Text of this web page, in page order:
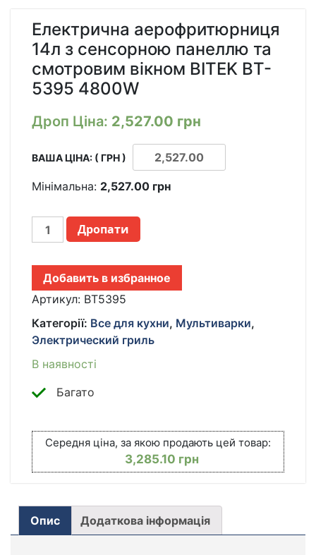
Електрична аерофритюрниця
14л з сенсорною панеллю та
смотровим вікном BITEK BT-
5395 4800W
Дроп Ціна: 2,527.00 грн
ВАША ЦІНА: ( ГРН )
Мінімальна: 2,527.00 грн
ЭЛЕКТРИЧЕСКАЯ
АЭРОФРИТЮРНИЦА
С
СЕНСОРНОЙ
ПАНЕЛЬЮ
СМОТРОВЫМ
ОКНОМ
BT-
5395
4800W
Дропати
Добавить в избранное
Артикул: BT5395
Категорії: Все для кухни, Мультиварки,
Электрический гриль
В наявності
Багато
Середня ціна, за якою продають цей товар:
3,285.10 грн
Опис Додаткова інформація